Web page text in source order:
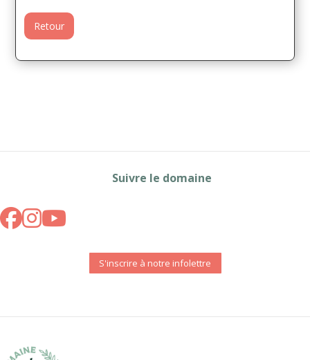
Retour
Suivre le domaine
S'inscrire à notre infolettre